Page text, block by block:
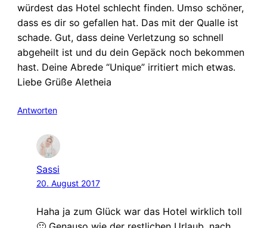
würdest das Hotel schlecht finden. Umso schöner,
dass es dir so gefallen hat. Das mit der Qualle ist
schade. Gut, dass deine Verletzung so schnell
abgeheilt ist und du dein Gepäck noch bekommen
hast. Deine Abrede “Unique” irritiert mich etwas.
Liebe Grüße Aletheia
Antworten
Sassi
20. August 2017
Haha ja zum Glück war das Hotel wirklich toll